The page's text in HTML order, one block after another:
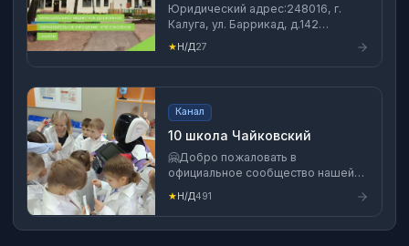
Юридический адрес:248016, г.
Калуга, ул. Баррикад, д.142
Телефон:+7(4842)54-25-13
http://ds083.kaluga.ru https://ok.ru/
https://vk.com/club210526213
★ Н/Д27
Канал
10 школа Чайковский
🤗Добро пожаловать в
официальное сообщество нашей
школы 10 г.Чайковский —
пространство, где традиции
встречаются с инновациями, а
талант находит путь к успеху!💪 💫
★Н/Д491